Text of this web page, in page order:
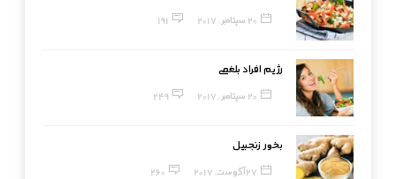
20 سپتامبر, 2017 191
رژیم افراد بلغمی
20 سپتامبر, 2017 249
بخور زنجبیل
27 آگوست, 2017 260